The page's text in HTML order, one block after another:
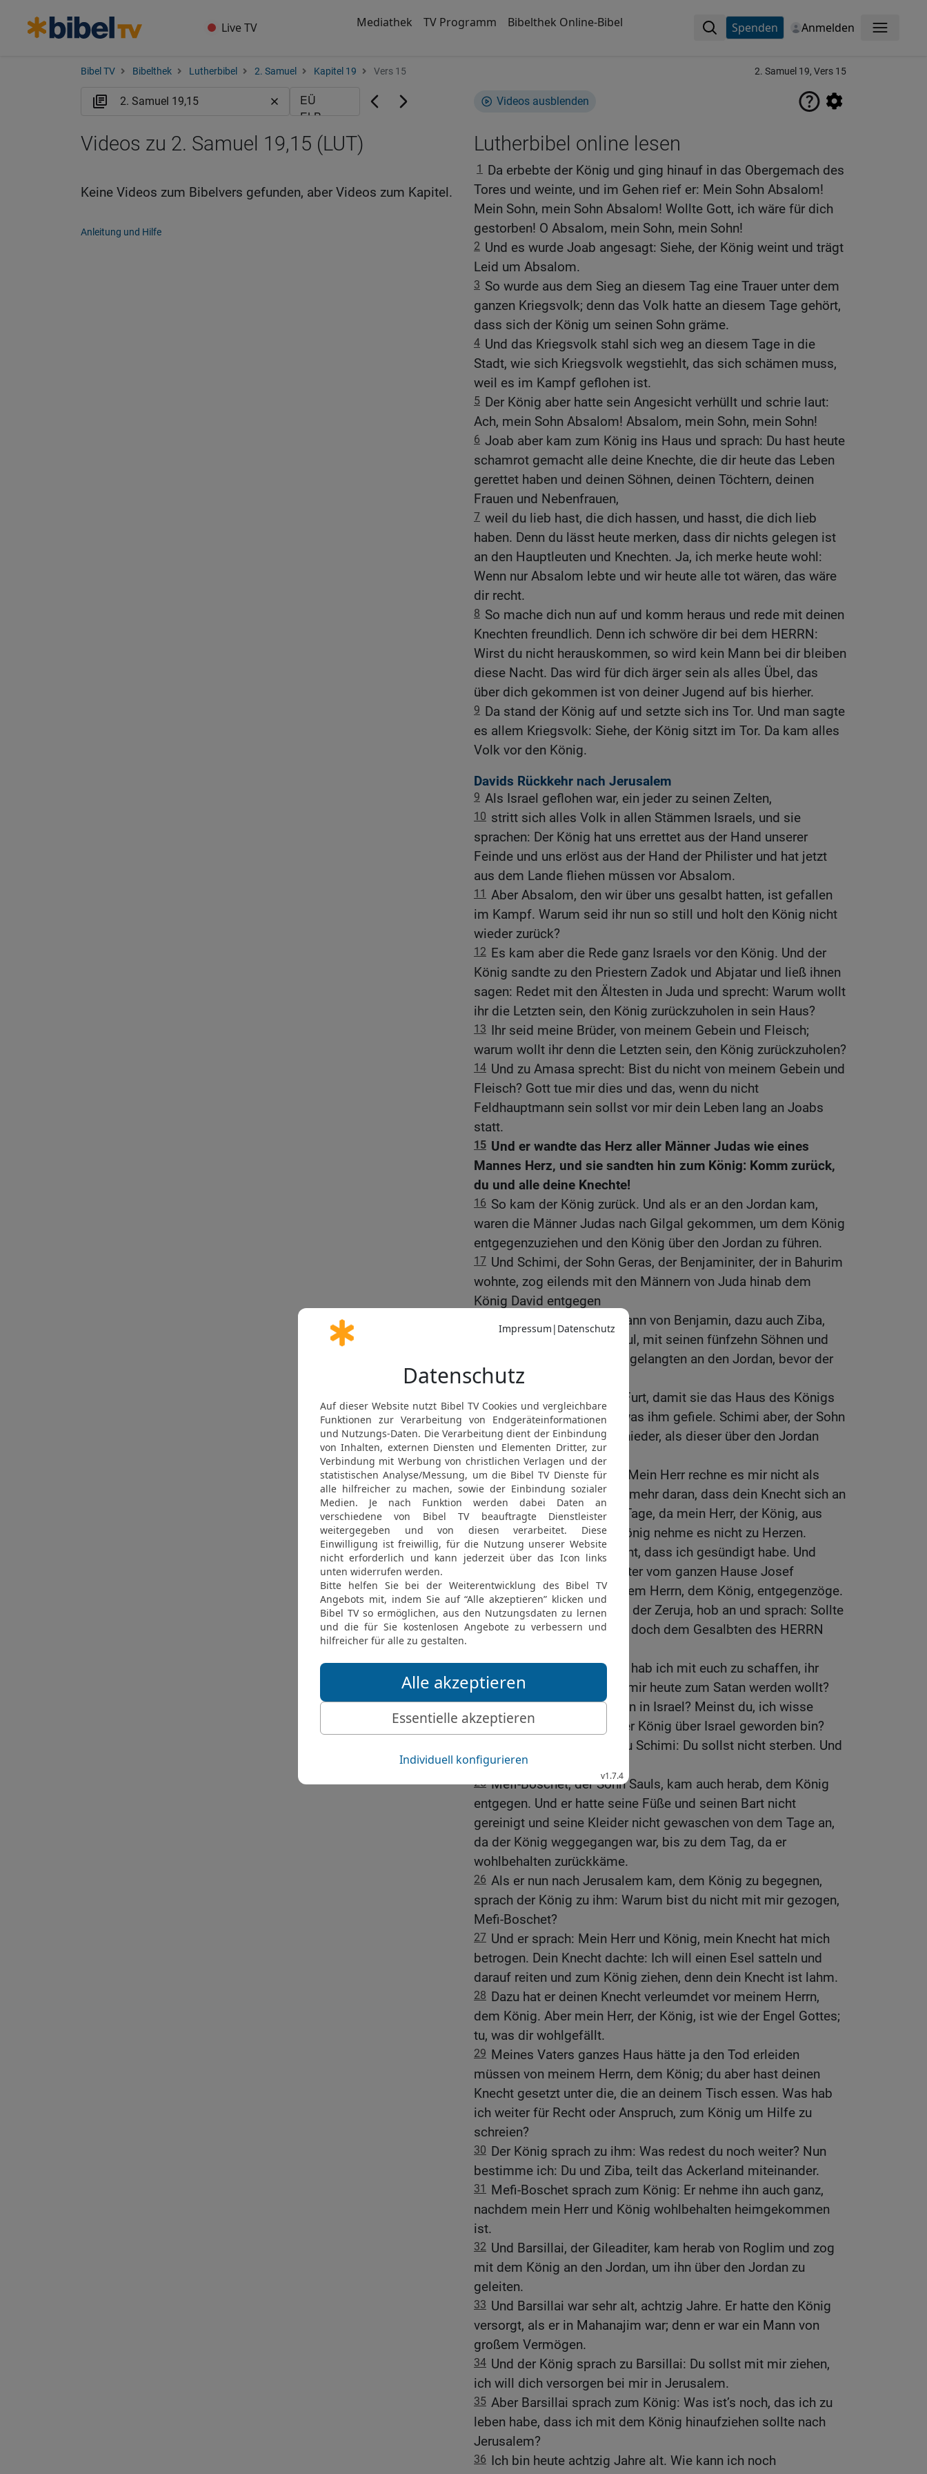
Live TV Mediathek TV Programm Bibelthek Online-Bibel Spenden Anmelden Menü
Bibel TV Bibelthek Lutherbibel 2. Samuel Kapitel 19 Vers 15 2. Samuel 19, Vers 15
Videos ausblenden
Lutherbibel online lesen
1 Da erbebte der König und ging hinauf in das Obergemach des
Tores und weinte, und im Gehen rief er: Mein Sohn Absalom!
Mein Sohn, mein Sohn Absalom! Wollte Gott, ich wäre für dich
gestorben! O Absalom, mein Sohn, mein Sohn!
2 Und es wurde Joab angesagt: Siehe, der König weint und trägt
Leid um Absalom.
3 So wurde aus dem Sieg an diesem Tag eine Trauer unter dem
ganzen Kriegsvolk; denn das Volk hatte an diesem Tage gehört,
dass sich der König um seinen Sohn gräme.
4 Und das Kriegsvolk stahl sich weg an diesem Tage in die
Stadt, wie sich Kriegsvolk wegstiehlt, das sich schämen muss,
weil es im Kampf geflohen ist.
5 Der König aber hatte sein Angesicht verhüllt und schrie laut:
Ach, mein Sohn Absalom! Absalom, mein Sohn, mein Sohn!
6 Joab aber kam zum König ins Haus und sprach: Du hast heute
schamrot gemacht alle deine Knechte, die dir heute das Leben
gerettet haben und deinen Söhnen, deinen Töchtern, deinen
Frauen und Nebenfrauen,
7 weil du lieb hast, die dich hassen, und hasst, die dich lieb
haben. Denn du lässt heute merken, dass dir nichts gelegen ist
an den Hauptleuten und Knechten. Ja, ich merke heute wohl:
Wenn nur Absalom lebte und wir heute alle tot wären, das wäre
dir recht.
8 So mache dich nun auf und komm heraus und rede mit deinen
Knechten freundlich. Denn ich schwöre dir bei dem HERRN:
Wirst du nicht herauskommen, so wird kein Mann bei dir bleiben
diese Nacht. Das wird für dich ärger sein als alles Übel, das
über dich gekommen ist von deiner Jugend auf bis hierher.
9 Da stand der König auf und setzte sich ins Tor. Und man sagte
es allem Kriegsvolk: Siehe, der König sitzt im Tor. Da kam alles
Volk vor den König.
Davids Rückkehr nach Jerusalem
9 Als Israel geflohen war, ein jeder zu seinen Zelten,
10 stritt sich alles Volk in allen Stämmen Israels, und sie
sprachen: Der König hat uns errettet aus der Hand unserer
Feinde und uns erlöst aus der Hand der Philister und hat jetzt
aus dem Lande fliehen müssen vor Absalom.
11 Aber Absalom, den wir über uns gesalbt hatten, ist gefallen
im Kampf. Warum seid ihr nun so still und holt den König nicht
wieder zurück?
12 Es kam aber die Rede ganz Israels vor den König. Und der
König sandte zu den Priestern Zadok und Abjatar und ließ ihnen
sagen: Redet mit den Ältesten in Juda und sprecht: Warum wollt
ihr die Letzten sein, den König zurückzuholen in sein Haus?
13 Ihr seid meine Brüder, von meinem Gebein und Fleisch;
warum wollt ihr denn die Letzten sein, den König zurückzuholen?
14 Und zu Amasa sprecht: Bist du nicht von meinem Gebein und
Fleisch? Gott tue mir dies und das, wenn du nicht
Feldhauptmann sein sollst vor mir dein Leben lang an Joabs
statt.
15 Und er wandte das Herz aller Männer Judas wie eines
Mannes Herz, und sie sandten hin zum König: Komm zurück,
du und alle deine Knechte!
16 So kam der König zurück. Und als er an den Jordan kam,
waren die Männer Judas nach Gilgal gekommen, um dem König
entgegenzuziehen und den König über den Jordan zu führen.
17 Und Schimi, der Sohn Geras, der Benjaminiter, der in Bahurim
wohnte, zog eilends mit den Männern von Juda hinab dem
König David entgegen
und mit ihm tausend Mann von Benjamin, dazu auch Ziba,
der Knecht des Hauses Saul, mit seinen fünfzehn Söhnen und
zwanzig Knechten, und sie gelangten an den Jordan, bevor der
König kam,
und durchschritten die Furt, damit sie das Haus des Königs
hinüberführten und täten, was ihm gefiele. Schimi aber, der Sohn
Geras, fiel vor dem König nieder, als dieser über den Jordan
gehen wollte,
20 und sprach zum König: Mein Herr rechne es mir nicht als
Schuld an und denke nicht mehr daran, dass dein Knecht sich an
dir vergangen hat an dem Tage, da mein Herr, der König, aus
Jerusalem ging, und der König nehme es nicht zu Herzen.
21 Denn dein Knecht erkennt, dass ich gesündigt habe. Und
siehe, ich bin heute als Erster vom ganzen Hause Josef
gekommen, dass ich meinem Herrn, dem König, entgegenzöge.
22 Aber Abischai, der Sohn der Zeruja, hob an und sprach: Sollte
Schimi nicht sterben, da er doch dem Gesalbten des HERRN
23 David aber sprach: Was hab ich mit euch zu schaffen, ihr
Söhne der Zeruja, dass ihr mir heute zum Satan werden wollt?
Sollte heute jemand sterben in Israel? Meinst du, ich wisse
nicht, dass ich heute wieder König über Israel geworden bin?
Und der König sprach zu Schimi: Du sollst nicht sterben. Und
der König schwor es ihm.
25 Mefi-Boschet, der Sohn Sauls, kam auch herab, dem König
entgegen. Und er hatte seine Füße und seinen Bart nicht
gereinigt und seine Kleider nicht gewaschen von dem Tage an,
da der König weggegangen war, bis zu dem Tag, da er
wohlbehalten zurückkäme.
26 Als er nun nach Jerusalem kam, dem König zu begegnen,
sprach der König zu ihm: Warum bist du nicht mit mir gezogen,
Mefi-Boschet?
27 Und er sprach: Mein Herr und König, mein Knecht hat mich
betrogen. Dein Knecht dachte: Ich will einen Esel satteln und
darauf reiten und zum König ziehen, denn dein Knecht ist lahm.
28 Dazu hat er deinen Knecht verleumdet vor meinem Herrn,
dem König. Aber mein Herr, der König, ist wie der Engel Gottes;
tu, was dir wohlgefällt.
29 Meines Vaters ganzes Haus hätte ja den Tod erleiden
müssen von meinem Herrn, dem König; du aber hast deinen
Knecht gesetzt unter die, die an deinem Tisch essen. Was hab
ich weiter für Recht oder Anspruch, zum König um Hilfe zu
schreien?
30 Der König sprach zu ihm: Was redest du noch weiter? Nun
bestimme ich: Du und Ziba, teilt das Ackerland miteinander.
31
Mefi-Boschet sprach zum König: Er nehme ihn auch ganz,
nachdem mein Herr und König wohlbehalten heimgekommen
ist.
32 Und Barsillai, der Gileaditer, kam herab von Roglim und zog
mit dem König an den Jordan, um ihn über den Jordan zu
geleiten.
33 Und Barsillai war sehr alt, achtzig Jahre. Er hatte den König
versorgt, als er in Mahanajim war; denn er war ein Mann von
großem Vermögen.
34 Und der König sprach zu Barsillai: Du sollst mit mir ziehen,
ich will dich versorgen bei mir in Jerusalem.
35 Aber Barsillai sprach zum König: Was ist’s noch, das ich zu
leben habe, dass ich mit dem König hinaufziehen sollte nach
Jerusalem?
36 Ich bin heute achtzig Jahre alt. Wie kann ich noch
Videos zu 2. Samuel 19,15 (LUT)
Keine Videos zum Bibelvers gefunden, aber Videos zum Kapitel.
Anleitung und Hilfe